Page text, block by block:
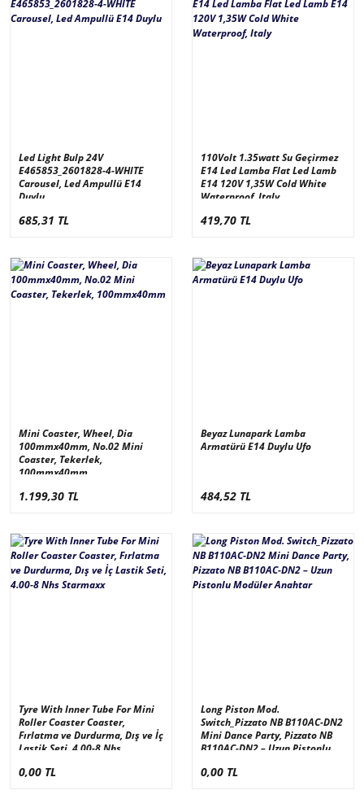
Led Light Bulp 24V
E465853_2601828-4-WHITE
Carousel, Led Ampullü E14
Duylu
685,31 TL
110Volt 1.35watt Su Geçirmez
E14 Led Lamba Flat Led Lamb
E14 120V 1,35W Cold White
Waterproof, Italy
419,70 TL
Mini Coaster, Wheel, Dia
100mmx40mm, No.02 Mini
Coaster, Tekerlek,
100mmx40mm
1.199,30 TL
Beyaz Lunapark Lamba
Armatürü E14 Duylu Ufo
484,52 TL
Tyre With Inner Tube For Mini
Roller Coaster Coaster,
Fırlatma ve Durdurma, Dış ve İç
Lastik Seti, 4.00-8 Nhs
0,00 TL
Long Piston Mod.
Switch_Pizzato NB B110AC-DN2
Mini Dance Party, Pizzato NB
B110AC-DN2 – Uzun Pistonlu
0,00 TL